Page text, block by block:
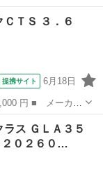
ド名： ベース
パワステ＋ Ｂ
ＴＳ ３．６
提携サイト 6月18日
ＴＳ ■ グレード
4D ■ ミッ...
ラス ＧＬＡ３５
０２６０…